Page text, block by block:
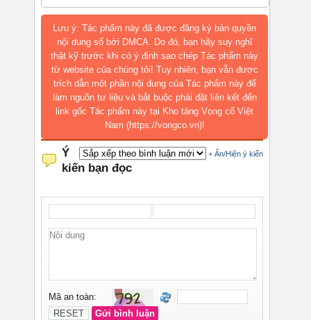
Lưu ý: Tác phẩm này đã được đăng ký bản quyền
nội dung số bởi DMCA. Do đó, bạn hãy suy nghĩ
thật kỹ trước khi có ý định sao chép Tác phẩm này
từ website của chúng tôi! Tuy nhiên, bạn vẫn được
trích dẫn một phần nội dung của Tác phẩm này để
làm nguồn tư liệu và bắt buộc phải đặt liên kết đến
link gốc Tác phẩm này tại Kho tàng Vọng cổ Việt
Nam (https://vongco.vn)!